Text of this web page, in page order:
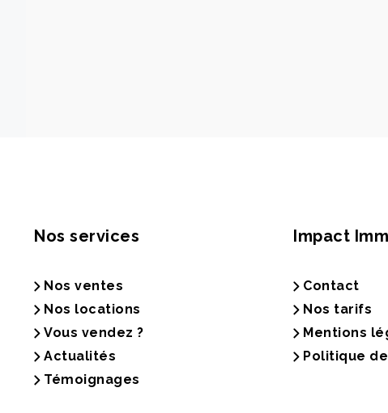
Nos services
Nos ventes
Nos locations
Vous vendez ?
Actualités
Témoignages
Impact
Contact
Nos tarifs
Mentions
Politique